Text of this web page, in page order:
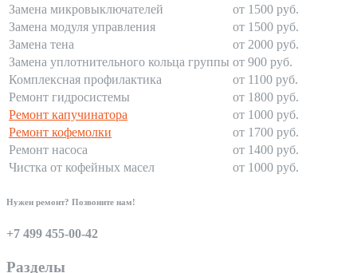
Замена микровыключателей
от 1500 руб.
Замена модуля управления
от 1500 руб.
Замена тена
от 2000 руб.
Замена уплотнительного кольца группы от 900 руб.
Комплексная профилактика
от 1100 руб.
Ремонт гидросистемы
от 1800 руб.
Ремонт капучинатора
от 1000 руб.
Ремонт кофемолки
от 1700 руб.
Ремонт насоса
от 1400 руб.
Чистка от кофейных масел
от 1000 руб.
Нужен ремонт? Позвоните нам!
+7 499 455-00-42
Разделы